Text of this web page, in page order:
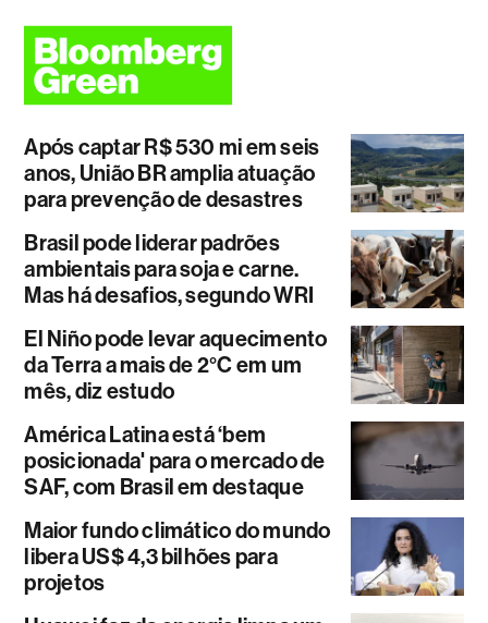
Após captar R$ 530 mi em seis
anos, União BR amplia atuação
para prevenção de desastres
Brasil pode liderar padrões
ambientais para soja e carne.
Mas há desafios, segundo WRI
El Niño pode levar aquecimento
da Terra a mais de 2°C em um
mês, diz estudo
América Latina está ‘bem
posicionada' para o mercado de
SAF, com Brasil em destaque
Maior fundo climático do mundo
libera US$ 4,3 bilhões para
projetos